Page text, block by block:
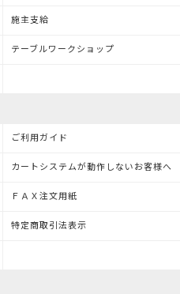
施主支給
テーブルワークショップ
ご利用ガイド
カートシステムが動作しないお客様へ
ＦＡＸ注文用紙
特定商取引法表示